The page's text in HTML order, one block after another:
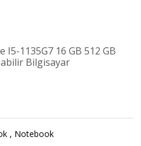
I5-1135G7 16 GB 512 GB
Bilgisayar
, Notebook